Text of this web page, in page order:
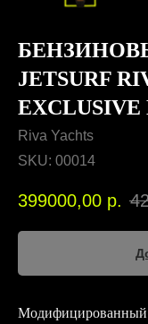
JETSURF
EXCLUSIVE
Riva Yachts
SKU: 00014
399000,00 р.
Модифицированный